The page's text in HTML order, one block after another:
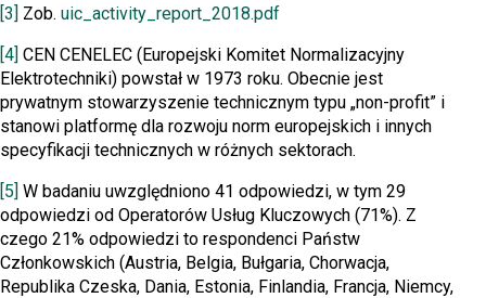
[3] Zob. uic_activity_report_2018.pdf
[4] CEN CENELEC (Europejski Komitet Normalizacyjny
Elektrotechniki) powstał w 1973 roku. Obecnie jest
prywatnym stowarzyszenie technicznym typu „non-profit” i
stanowi platformę dla rozwoju norm europejskich i innych
specyfikacji technicznych w różnych sektorach.
[5] W badaniu uwzględniono 41 odpowiedzi, w tym 29
odpowiedzi od Operatorów Usług Kluczowych (71%). Z
czego 21% odpowiedzi to respondenci Państw
Członkowskich (Austria, Belgia, Bułgaria, Chorwacja,
Republika Czeska, Dania, Estonia, Finlandia, Francja, Niemcy,